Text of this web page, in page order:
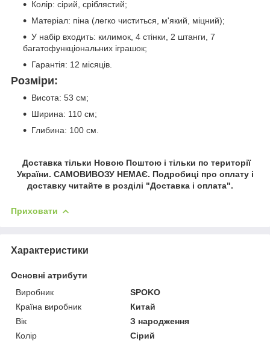
Колір: сірий, сріблястий;
Матеріал: піна (легко чиститься, м'який, міцний);
У набір входить: килимок, 4 стінки, 2 штанги, 7
багатофункціональних іграшок;
Гарантія: 12 місяців.
Розміри:
Висота: 53 см;
Ширина: 110 см;
Глибина: 100 см.
Доставка тільки Новою Поштою і тільки по території
України. САМОВИВОЗУ НЕМАЄ. Подробиці про оплату і
доставку читайте в розділі "Доставка і оплата".
Приховати
Характеристики
Основні атрибути
Виробник
SPOKO
Країна виробник
Китай
Вік
З народження
Колір
Сірий